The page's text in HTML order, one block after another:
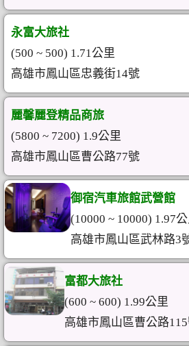
永富大旅社
(500 ~ 500) 1.71公里
高雄市鳳山區忠義街14號
麗馨麗登精品商旅
(5800 ~ 7200) 1.9公里
高雄市鳳山區曹公路77號
御宿汽車旅館武營館
(10000 ~ 10000) 1.97
高雄市鳳山區武林路3
富都大旅社
(600 ~ 600) 1.99公里
高雄市鳳山區曹公路